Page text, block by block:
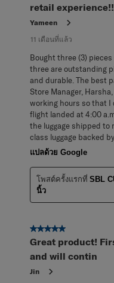
retail experience!!
Yameen
11 เดือนที่แล้ว
Bought three (3) pieces
three are outstanding
and durable. The best
Store Manager,
working hours so that I
flight landed at 4:00
the luggage shipped to
class luggage backed
แปลด้วย Google
โพสต์ครั้งแรกที่ SBL
นิ้ว
5 จาก 5 ดาว
Great product!
and will contin
Jin